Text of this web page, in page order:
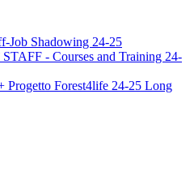
Job Shadowing 24-25
- Courses and Training 24-
Progetto Forest4life 24-25 Long